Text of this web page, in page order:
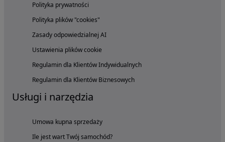
Polityka prywatności
Polityka plików "cookies"
Zasady odpowiedzialnej AI
Ustawienia plików cookie
Regulamin dla Klientów Indywidualnych
Regulamin dla Klientów Biznesowych
Usługi i narzędzia
Umowa kupna sprzedaży
Ile jest wart Twój samochód?